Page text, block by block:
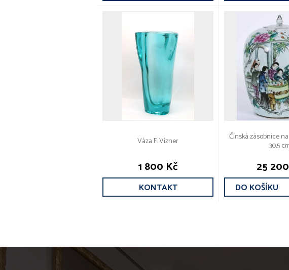
Váza F. Vízner
1 800 Kč
KONTAKT
Čínská zásobnice
30,5
25
DO KOŠÍKU